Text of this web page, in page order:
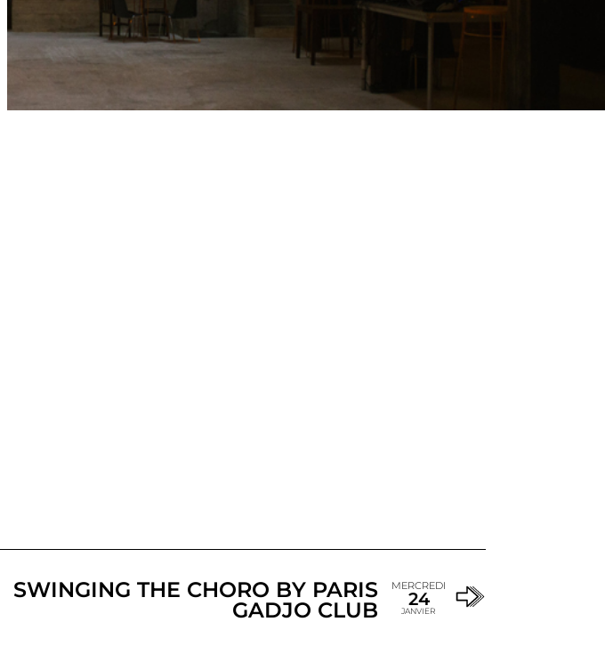
SWINGING THE CHORO BY PARIS
GADJO CLUB
MERCREDI
24
JANVIER